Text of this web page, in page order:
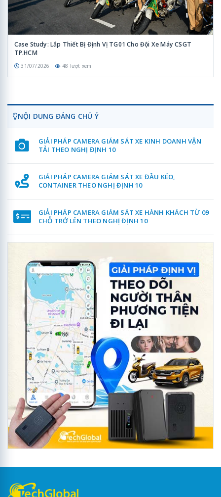
Case Study: Lắp Thiết Bị Định Vị TG01 Cho Đội Xe Máy CSGT
TP.HCM
31/07/2026 48 lượt xem
NỘI DUNG ĐÁNG CHÚ Ý
GIẢI PHÁP CAMERA GIÁM SÁT XE KINH DOANH VẬN
TẢI THEO NGHỊ ĐỊNH 10
GIẢI PHÁP CAMERA GIÁM SÁT XE ĐẦU KÉO,
CONTAINER THEO NGHỊ ĐỊNH 10
GIẢI PHÁP CAMERA GIÁM SÁT XE HÀNH KHÁCH TỪ 09
CHỖ TRỞ LÊN THEO NGHỊ ĐỊNH 10